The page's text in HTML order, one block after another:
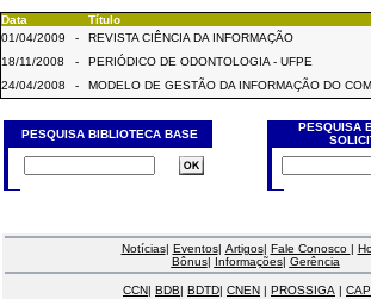
Data
Título
01/04/2009
-
REVISTA CIÊNCIA DA INFORMAÇÃO
18/11/2008
-
PERIÓDICO DE ODONTOLOGIA - UFPE
24/04/2008
- MODELO DE GESTÃO DA INFORMAÇÃO DO
PESQUISA BIBLIOTECA BASE
PESQUISA
Notícias| Eventos| Artigos| Fale Conosco |
Bônus| Informações| Gerência
CCN| BDB| BDTD| CNEN | PROSSIGA |